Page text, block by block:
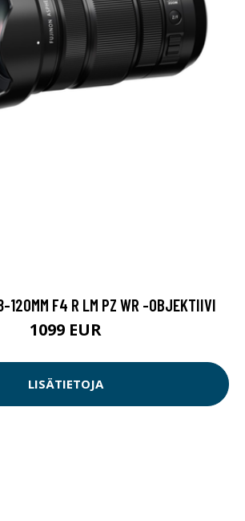
120MM F4 R LM PZ WR -OBJEKTIIVI
1099 EUR
LISÄTIETOJA